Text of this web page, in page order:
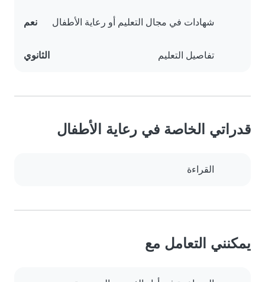
شهادات في مجال التعليم أو رعاية الأطفال نعم
تفاصيل التعليم الثانوي
قدراتي الخاصة في رعاية الأطفال
القراءة
يمكنني التعامل مع